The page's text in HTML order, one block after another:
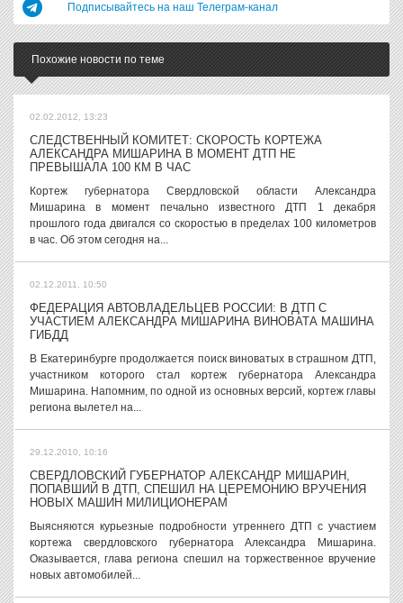
Подписывайтесь на наш Телеграм-канал
Похожие новости по теме
02.02.2012, 13:23
СЛЕДСТВЕННЫЙ КОМИТЕТ: СКОРОСТЬ КОРТЕЖА
АЛЕКСАНДРА МИШАРИНА В МОМЕНТ ДТП НЕ
ПРЕВЫШАЛА 100 КМ В ЧАС
Кортеж губернатора Свердловской области Александра
Мишарина в момент печально известного ДТП 1 декабря
прошлого года двигался со скоростью в пределах 100 километров
в час. Об этом сегодня на...
02.12.2011, 10:50
ФЕДЕРАЦИЯ АВТОВЛАДЕЛЬЦЕВ РОССИИ: В ДТП С
УЧАСТИЕМ АЛЕКСАНДРА МИШАРИНА ВИНОВАТА МАШИНА
ГИБДД
В Екатеринбурге продолжается поиск виноватых в страшном ДТП,
участником которого стал кортеж губернатора Александра
Мишарина. Напомним, по одной из основных версий, кортеж главы
региона вылетел на...
29.12.2010, 10:16
СВЕРДЛОВСКИЙ ГУБЕРНАТОР АЛЕКСАНДР МИШАРИН,
ПОПАВШИЙ В ДТП, СПЕШИЛ НА ЦЕРЕМОНИЮ ВРУЧЕНИЯ
НОВЫХ МАШИН МИЛИЦИОНЕРАМ
Выясняются курьезные подробности утреннего ДТП с участием
кортежа свердловского губернатора Александра Мишарина.
Оказывается, глава региона спешил на торжественное вручение
новых автомобилей...